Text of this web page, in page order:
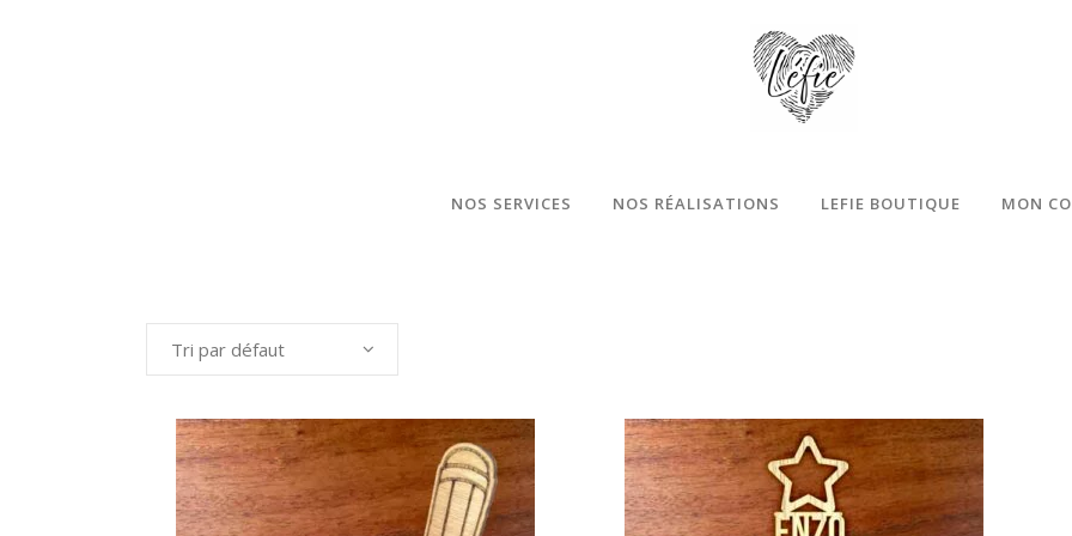
NOS SERVICES NOS RÉALISATIONS LEFIE BOUTIQUE MON
Tri par défaut